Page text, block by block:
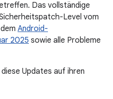
Das vollständige
Level vom
Android-
2025 sowie alle Probleme
Updates auf ihren